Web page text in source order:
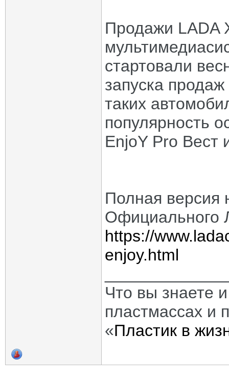
Продажи LADA
стартовали
запуска
таких
популярность
EnjoY Pro Вест
Полная версия
Официального
https://
enjoy.html
Что вы знаете
пластмассах и
«Пластик в